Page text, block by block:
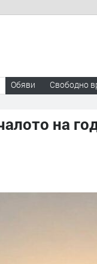
Обяви Свободно
на